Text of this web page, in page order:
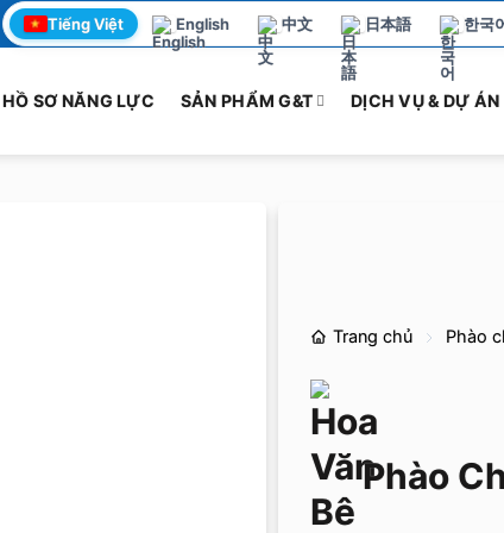
Tiếng Việt English 中文 日本語 한국
HỒ SƠ NĂNG LỰC SẢN PHẨM G&T DỊCH VỤ & DỰ ÁN
Trang chủ Phào
Phào